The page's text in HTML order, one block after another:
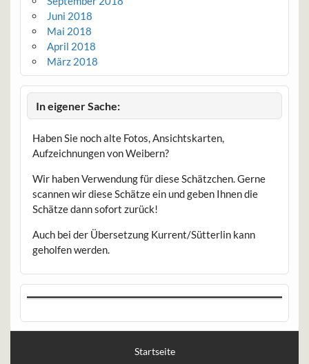
Juni 2018
Mai 2018
April 2018
März 2018
In eigener Sache:
Haben Sie noch alte Fotos, Ansichtskarten,
Aufzeichnungen von Weibern?
Wir haben Verwendung für diese Schätzchen. Gerne
scannen wir diese Schätze ein und geben Ihnen die
Schätze dann sofort zurück!
Auch bei der Übersetzung Kurrent/Sütterlin kann
geholfen werden.
Startseite